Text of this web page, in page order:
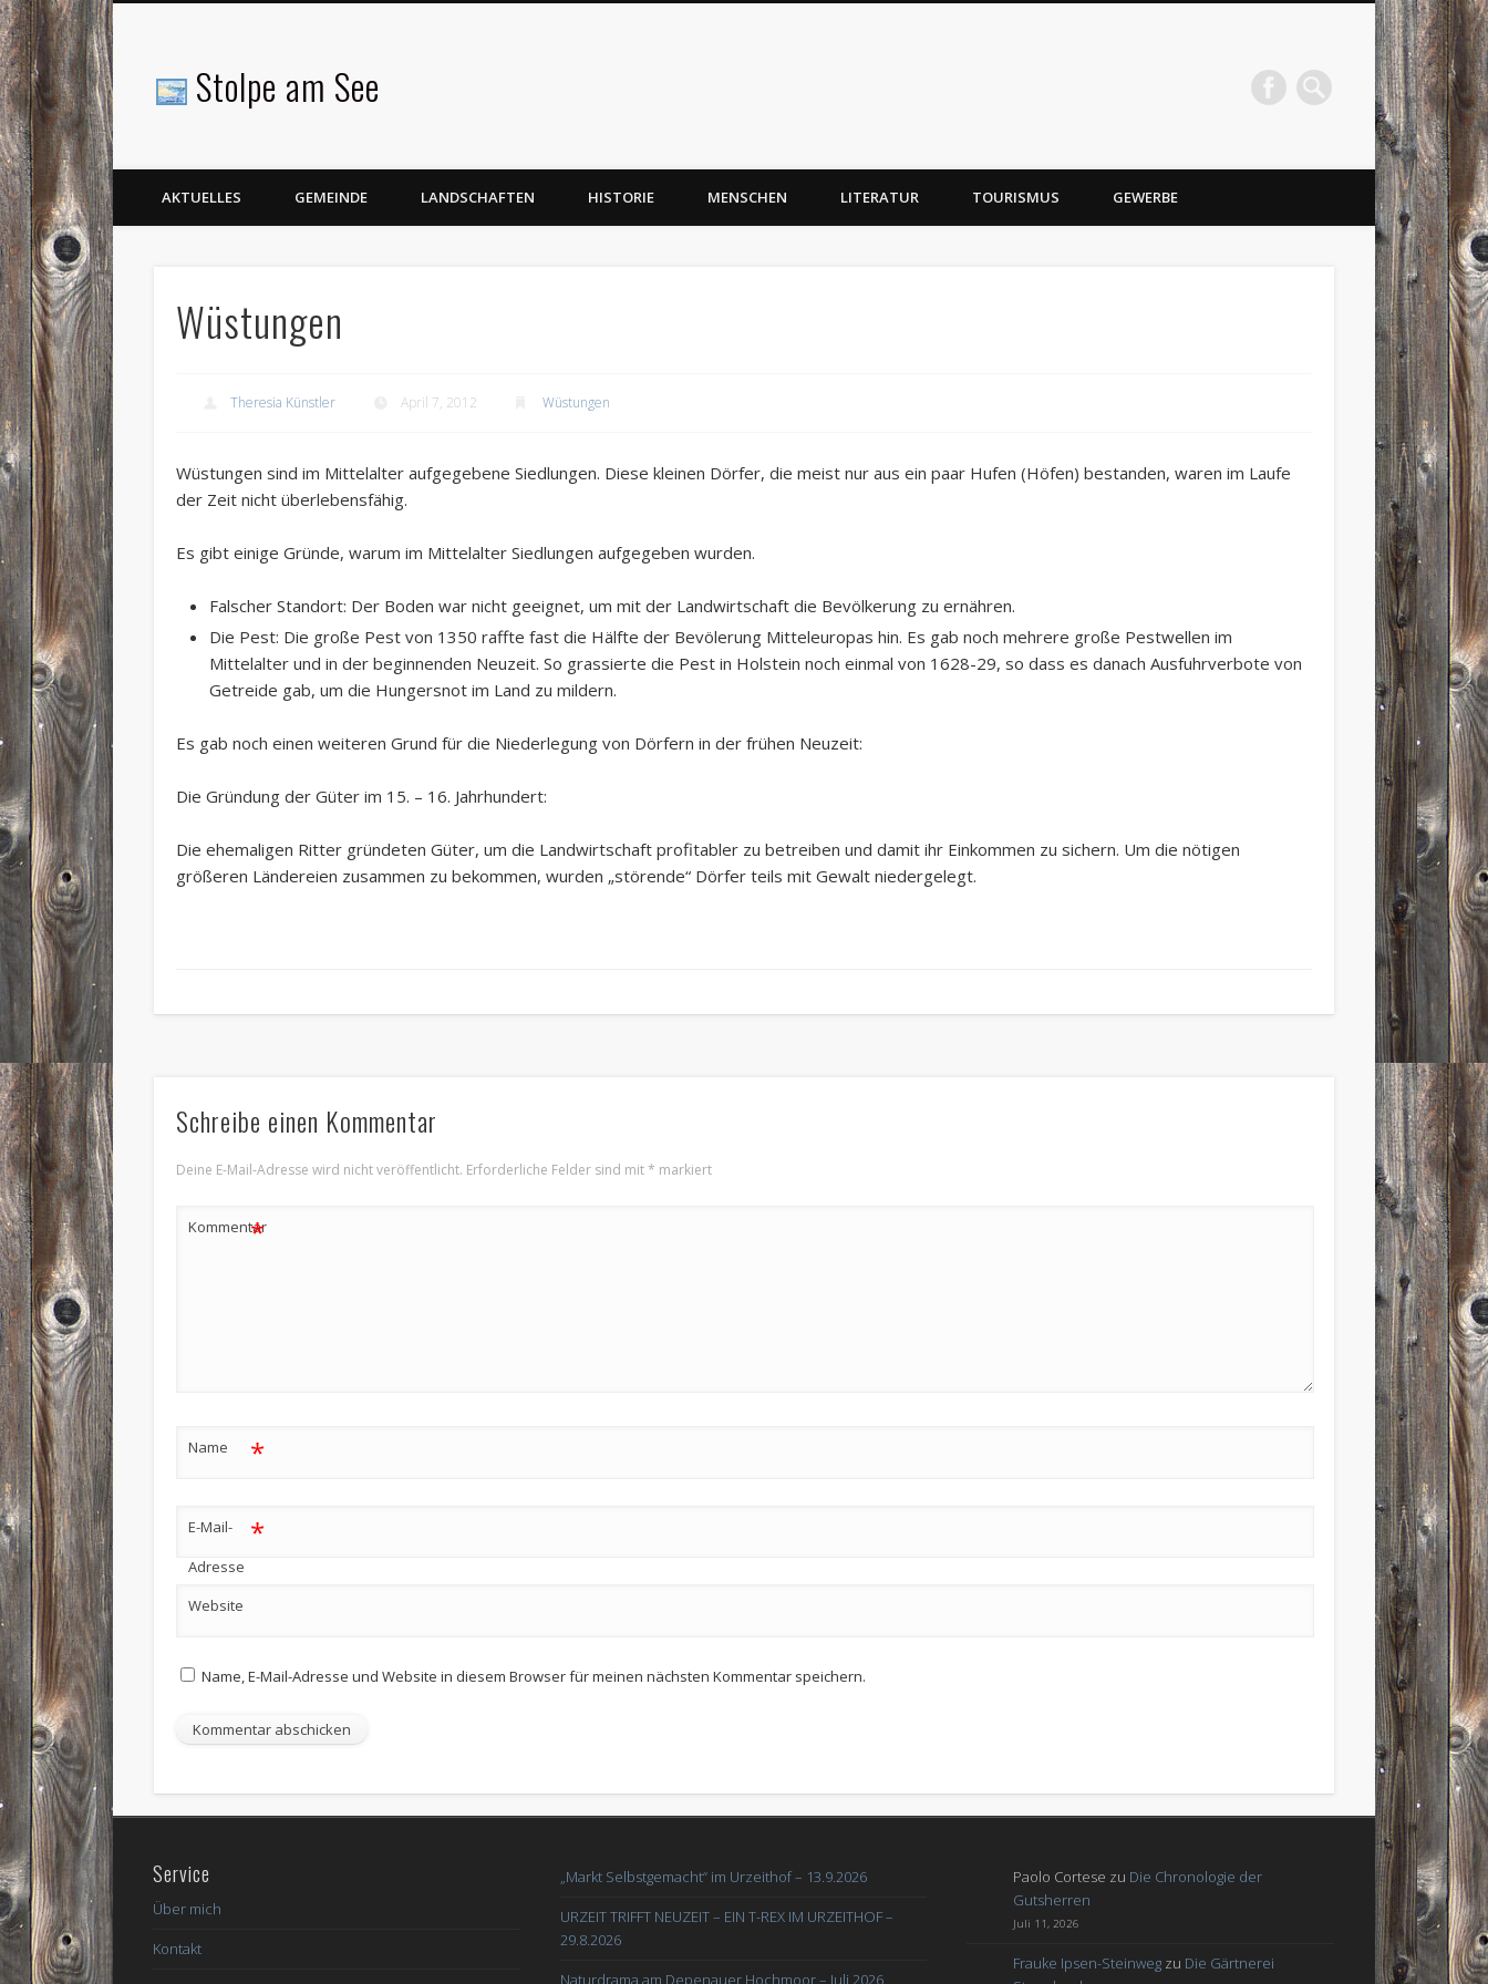
Stolpe am See
Facebook
AKTUELLES GEMEINDE LANDSCHAFTEN HISTORIE MENSCHEN LITERATUR TOURISMUS GEWERBE
Wüstungen
Theresia Künstler April 7, 2012 Wüstungen
Wüstungen sind im Mittelalter aufgegebene Siedlungen. Diese kleinen Dörfer, die meist nur aus ein paar Hufen (Höfen) bestanden, waren im Laufe
der Zeit nicht überlebensfähig.
Es gibt einige Gründe, warum im Mittelalter Siedlungen aufgegeben wurden.
Falscher Standort: Der Boden war nicht geeignet, um mit der Landwirtschaft die Bevölkerung zu ernähren.
Die Pest: Die große Pest von 1350 raffte fast die Hälfte der Bevölerung Mitteleuropas hin. Es gab noch mehrere große Pestwellen im
Mittelalter und in der beginnenden Neuzeit. So grassierte die Pest in Holstein noch einmal von 1628-29, so dass es danach Ausfuhrverbote von
Getreide gab, um die Hungersnot im Land zu mildern.
Es gab noch einen weiteren Grund für die Niederlegung von Dörfern in der frühen Neuzeit:
Die Gründung der Güter im 15. – 16. Jahrhundert:
Die ehemaligen Ritter gründeten Güter, um die Landwirtschaft profitabler zu betreiben und damit ihr Einkommen zu sichern. Um die nötigen
größeren Ländereien zusammen zu bekommen, wurden „störende“ Dörfer teils mit Gewalt niedergelegt.
Schreibe einen Kommentar
Deine E-Mail-Adresse wird nicht veröffentlicht. Erforderliche Felder sind mit* markiert
Kommentar
*
Name *
E-Mail-
Adresse
*
Website
Name, E-Mail-Adresse und Website in diesem Browser für meinen nächsten Kommentar speichern.
Service
Über mich
Kontakt
„Markt Selbstgemacht“ im Urzeithof – 13.9.2026
URZEIT TRIFFT NEUZEIT – EIN T-REX IM URZEITHOF –
29.8.2026
Naturdrama am Depenauer Hochmoor – Juli 2026
Paolo Cortese zu Die Chronologie der
Gutsherren
Juli 11, 2026
Frauke Ipsen-Steinweg zu Die Gärtnerei